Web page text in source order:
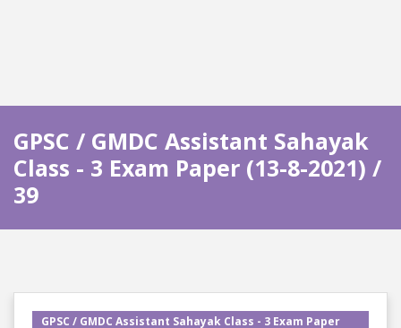
GPSC / GMDC Assistant Sahayak
Class - 3 Exam Paper (13-8-2021) /
39
GPSC / GMDC Assistant Sahayak Class - 3 Exam Paper